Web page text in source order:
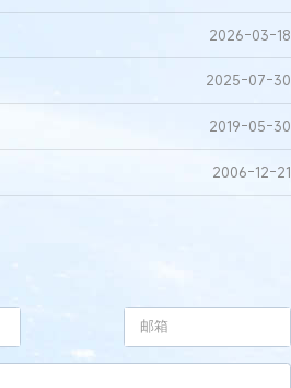
2026-03-18
2025-07-30
2019-05-30
2006-12-21